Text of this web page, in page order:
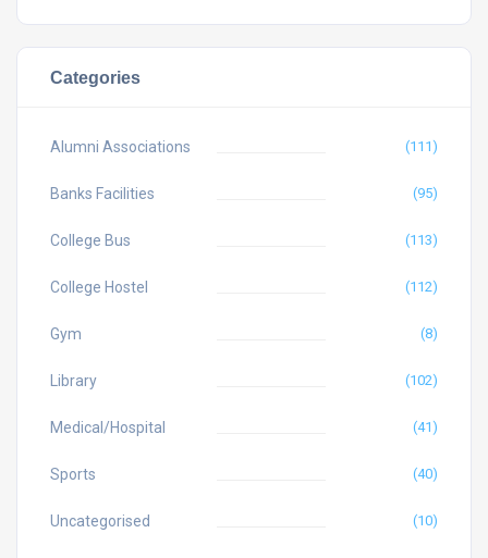
Categories
Alumni Associations (111)
Banks Facilities (95)
College Bus (113)
College Hostel (112)
Gym (8)
Library (102)
Medical/Hospital (41)
Sports (40)
Uncategorised (10)